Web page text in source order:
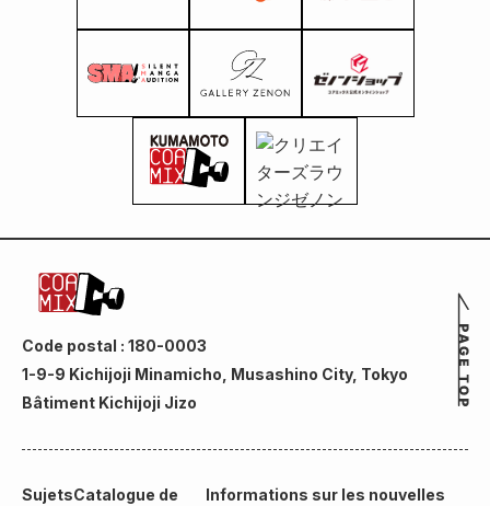
Code postal : 180-0003
1-9-9 Kichijoji Minamicho, Musashino City, Tokyo
Bâtiment Kichijoji Jizo
SujetsCatalogue de
Informations sur les nouvelles